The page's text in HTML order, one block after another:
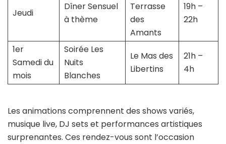
Jeudi
Dîner Sensuel
à thème
Terrasse
des
Amants
19h –
22h
1er
Samedi du
mois
Soirée Les
Nuits
Blanches
Le Mas des
Libertins
21h –
4h
Les animations comprennent des shows variés,
musique live, DJ sets et performances artistiques
surprenantes. Ces rendez-vous sont l’occasion